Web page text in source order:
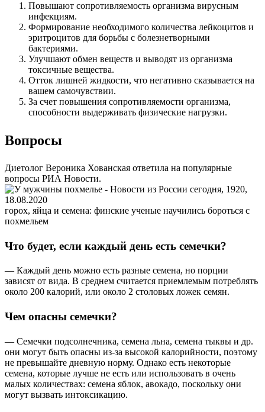
Повышают сопротивляемость организма вирусным
инфекциям.
Формирование необходимого количества лейкоцитов и
эритроцитов для борьбы с болезнетворными
бактериями.
Улучшают обмен веществ и выводят из организма
токсичные вещества.
Отток лишней жидкости, что негативно сказывается на
вашем самочувствии.
За счет повышения сопротивляемости организма,
способности выдерживать физические нагрузки.
Вопросы
Диетолог Вероника Хованская ответила на популярные
вопросы РИА Новости.
горох, яйца и семена: финские ученые научились бороться с
похмельем
Что будет, если каждый день есть семечки?
— Каждый день можно есть разные семена, но порции
зависят от вида. В среднем считается приемлемым потреблять
около 200 калорий, или около 2 столовых ложек семян.
Чем опасны семечки?
— Семечки подсолнечника, семена льна, семена тыквы и др.
они могут быть опасны из-за высокой калорийности, поэтому
не превышайте дневную норму. Однако есть некоторые
семена, которые лучше не есть или использовать в очень
малых количествах: семена яблок, авокадо, поскольку они
могут вызвать интоксикацию.